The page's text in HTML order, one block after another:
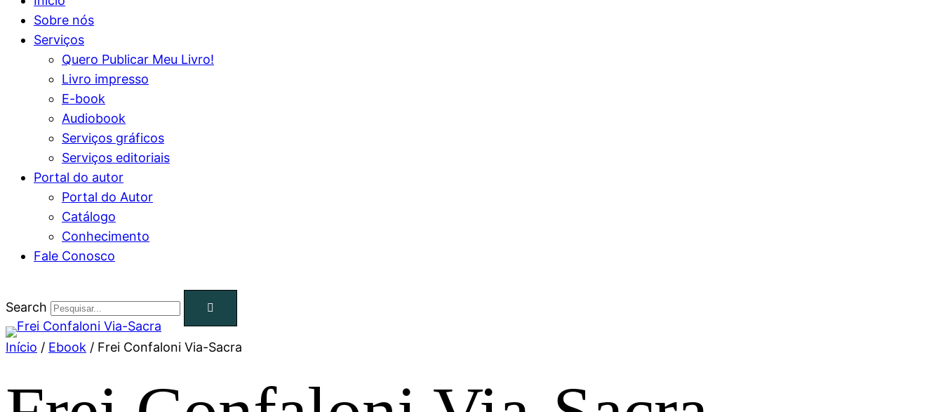
Sobre nós
Serviços
Quero Publicar Meu Livro!
Livro impresso
E-book
Audiobook
Serviços gráficos
Serviços editoriais
Portal do autor
Portal do Autor
Catálogo
Conhecimento
Fale Conosco
Search
Início / Ebook / Frei Confaloni Via-Sacra